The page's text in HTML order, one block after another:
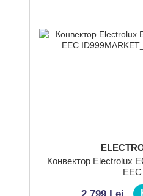
Конвектор Electrolux ECH/AT-1500 3AI-W
EEC